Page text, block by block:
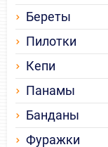
Береты
Пилотки
Кепи
Панамы
Банданы
Фуражки